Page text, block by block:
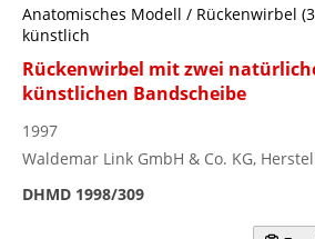
Anatomisches Modell / Rückenwirbel
künstlich
Rückenwirbel mit zwei
künstlichen Bandscheibe
1997
Waldemar Link GmbH & Co. KG,
DHMD 1998/309